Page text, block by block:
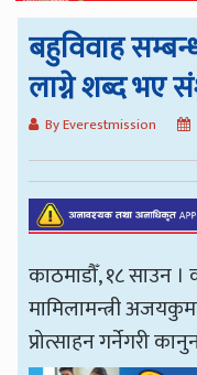
बहुविवाह
लाग्ने शब्द भए
By Everestmission
काठमाडौँ, १८ साउन
मामिलामन्त्री
प्रोत्साहन गर्नेगरी